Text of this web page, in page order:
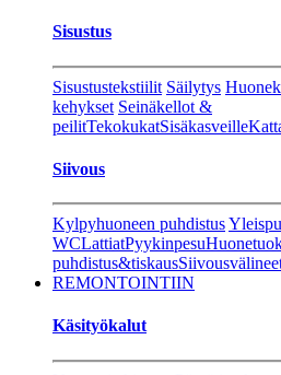
Sisustus
Sisustustekstiilit Säilytys
kehykset Seinäkellot &
peilitTekokukatSisäkasveille
Siivous
Kylpyhuoneen puhdistus
WCLattiatPyykinpesu
puhdistus&tiskaus
REMONTOINTIIN
Käsityökalut